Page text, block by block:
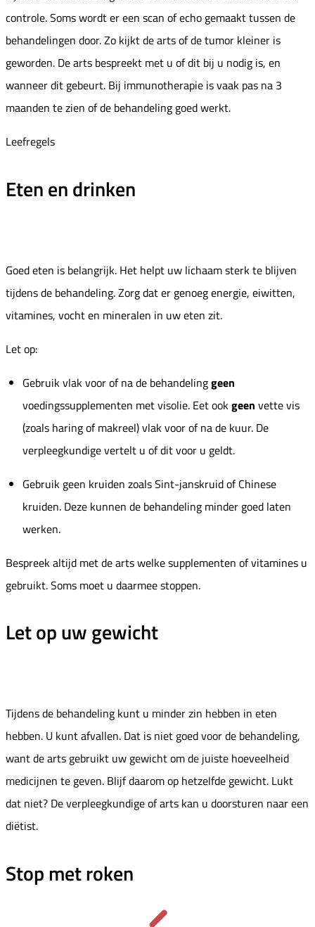
controle. Soms wordt er een scan of echo gemaakt tussen de
behandelingen door. Zo kijkt de arts of de tumor kleiner is
geworden. De arts bespreekt met u of dit bij u nodig is, en
wanneer dit gebeurt. Bij immunotherapie is vaak pas na 3
maanden te zien of de behandeling goed werkt.
Leefregels
Eten en drinken
Goed eten is belangrijk. Het helpt uw lichaam sterk te blijven
tijdens de behandeling. Zorg dat er genoeg energie, eiwitten,
vitamines, vocht en mineralen in uw eten zit.
Let op:
Gebruik vlak voor of na de behandelinggeen
voedingssupplementen met visolie. Eet ookgeen vette vis
(zoals haring of makreel) vlak voor of na de kuur. De
verpleegkundige vertelt u of dit voor u geldt.
Gebruik geen kruiden zoals Sint-janskruid of Chinese
kruiden. Deze kunnen de behandeling minder goed laten
werken.
Bespreek altijd met de arts welke supplementen of vitamines u
gebruikt. Soms moet u daarmee stoppen.
Let op uw gewicht
Tijdens de behandeling kunt u minder zin hebben in eten
hebben. U kunt afvallen. Dat is niet goed voor de behandeling,
want de arts gebruikt uw gewicht om de juiste hoeveelheid
medicijnen te geven. Blijf daarom op hetzelfde gewicht. Lukt
dat niet? De verpleegkundige of arts kan u doorsturen naar een
diëtist.
Stop met roken